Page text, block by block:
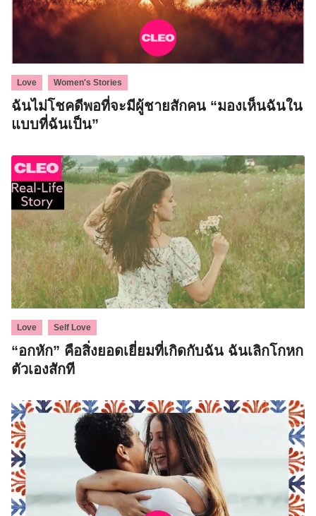
Love Women's Stories
ฉันไม่โชคดีพอที่จะมีผู้ชายสักคน “มองเห็นฉันใน
แบบที่ฉันเป็น”
Love Self Love
“อกหัก” คือสิ่งยอดเยี่ยมที่เกิดกับฉัน ฉันเลิกโกหก
ตัวเองสักที